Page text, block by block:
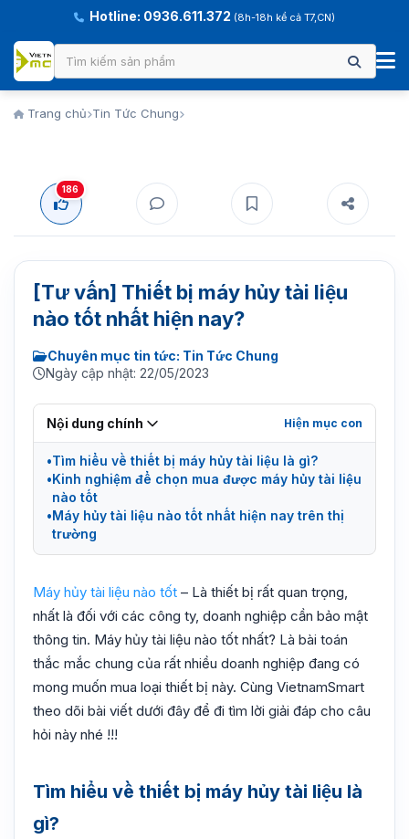
Hotline: 0936.611.372 (8h-18h kể cả T7,CN)
Trang chủ Tin Tức Chung
186
[Tư vấn] Thiết bị máy hủy tài liệu
nào tốt nhất hiện nay?
Chuyên mục tin tức: Tin Tức Chung
Ngày cập nhật: 22/05/2023
Nội dung chính
Tìm hiểu về thiết bị máy hủy tài liệu là gì?
Kinh nghiệm để chọn mua được máy hủy tài liệu
nào tốt
Máy hủy tài liệu nào tốt nhất hiện nay trên thị
trường
Máy hủy tài liệu nào tốt – Là thiết bị rất quan trọng,
nhất là đối với các công ty, doanh nghiệp cần bảo mật
thông tin. Máy hủy tài liệu nào tốt nhất? Là bài toán
thắc mắc chung của rất nhiều doanh nghiệp đang có
mong muốn mua loại thiết bị này. Cùng VietnamSmart
theo dõi bài viết dưới đây để đi tìm lời giải đáp cho câu
hỏi này nhé !!!
Tìm hiểu về thiết bị máy hủy tài liệu là
gì?